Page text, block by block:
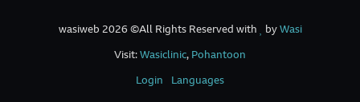
wasiweb 2026 ©All Rights Reserved with byWasi
Visit:Wasiclinic,Pohantoon
Languages
Login